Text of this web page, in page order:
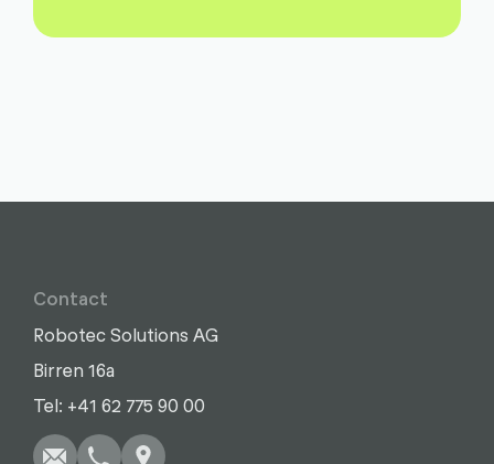
Contact
Robotec Solutions AG
Birren 16a
Tel: +41 62 775 90 00
Écrire Copier
Appel Copier